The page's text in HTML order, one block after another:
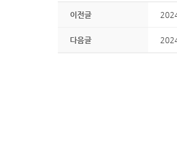
이전글
다음글